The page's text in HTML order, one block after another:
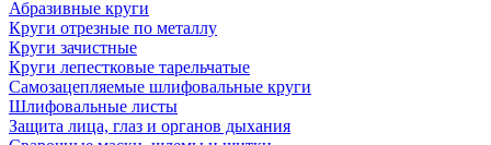
Абразивные круги
Круги отрезные по металлу
Круги зачистные
Круги лепестковые тарельчатые
Самозацепляемые шлифовальные круги
Шлифовальные листы
Защита лица, глаз и органов дыхания